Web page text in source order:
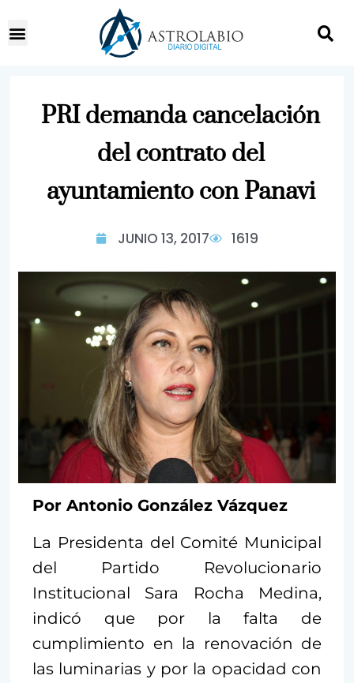
PRI demanda cancelación
del contrato del
ayuntamiento con Panavi
JUNIO 13, 2017 1619
Por Antonio González Vázquez
La Presidenta del Comité Municipal
del Partido Revolucionario
Institucional Sara Rocha Medina,
indicó que por la falta de
cumplimiento en la renovación de
las luminarias y por la opacidad con